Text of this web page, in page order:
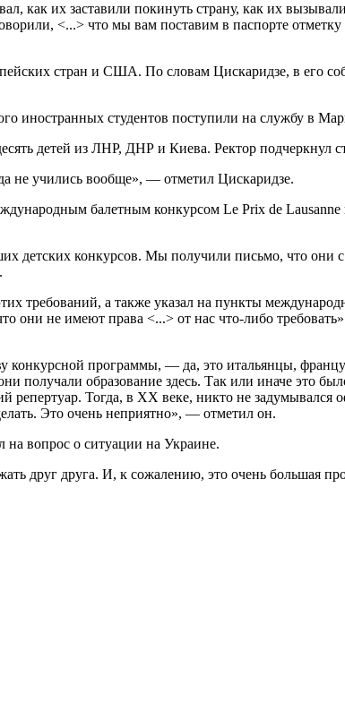
как их заставили покинуть страну, как их
<...> что мы вам поставим в паспорте
стран и США. По словам Цискаридзе, в его
иностранных студентов поступили на службу
детей из ЛНР, ДНР и Киева. Ректор подчеркнул
не учились вообще», — отметил Цискаридзе.
балетным конкурсом Le Prix de
детских конкурсов. Мы получили письмо, что они
требований, а также указал на пункты
они не имеют права <...> от нас что-либо
конкурсной программы, — да, это итальянцы,
получали образование здесь. Так или иначе это
репертуар. Тогда, в XX веке, никто не
Это очень неприятно», — отметил он.
на вопрос о ситуации на Украине.
друг друга. И, к сожалению, это очень большая